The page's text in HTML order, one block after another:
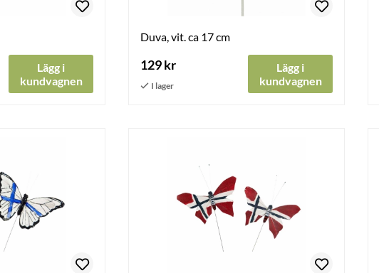
Lägg i
kundvagnen
Duva, vit. ca 17 cm
129 kr
Lägg i
kundvagnen